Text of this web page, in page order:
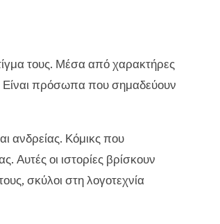
τους. Μέσα από χαρακτήρες
Είναι πρόσωπα που σημαδεύουν
ανδρείας. Κόμικς που
Αυτές οι ιστορίες βρίσκουν
σκύλοι στη λογοτεχνία